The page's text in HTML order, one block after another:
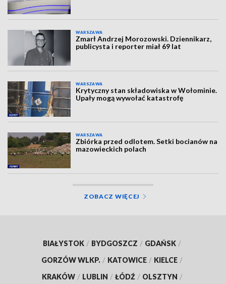
WARSZAWA
Zmarł Andrzej Morozowski. Dziennikarz,
publicysta i reporter miał 69 lat
WARSZAWA
Krytyczny stan składowiska w Wołominie.
Upały mogą wywołać katastrofę
WARSZAWA
Zbiórka przed odlotem. Setki bocianów na
mazowieckich polach
ZOBACZ WIĘCEJ
BIAŁYSTOK / BYDGOSZCZ / GDAŃSK /
GORZÓW WLKP. / KATOWICE / KIELCE /
KRAKÓW / LUBLIN / ŁÓDŹ / OLSZTYN /